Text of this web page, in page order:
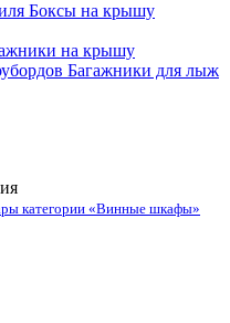
Боксы на крышу
на крышу
Багажники для лыж
категории «Винные шкафы»